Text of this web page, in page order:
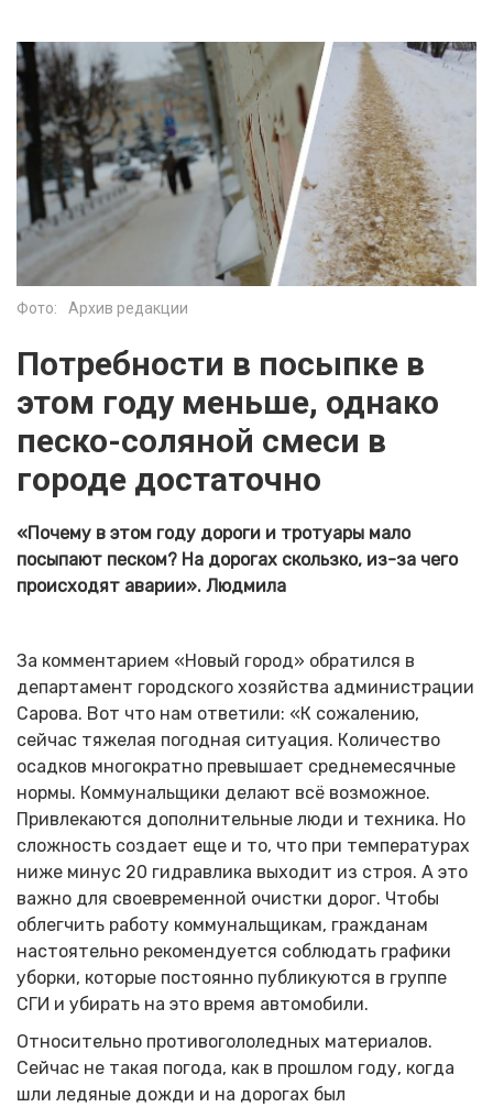
Фото: Архив редакции
Потребности в посыпке в
этом году меньше, однако
песко-соляной смеси в
городе достаточно
«Почему в этом году дороги и тротуары мало
посыпают песком? На дорогах скользко, из-за чего
происходят аварии». Людмила
За комментарием «Новый город» обратился в
департамент городского хозяйства администрации
Сарова. Вот что нам ответили: «К сожалению,
сейчас тяжелая погодная ситуация. Количество
осадков многократно превышает среднемесячные
нормы. Коммунальщики делают всё возможное.
Привлекаются дополнительные люди и техника. Но
сложность создает еще и то, что при температурах
ниже минус 20 гидравлика выходит из строя. А это
важно для своевременной очистки дорог. Чтобы
облегчить работу коммунальщикам, гражданам
настоятельно рекомендуется соблюдать графики
уборки, которые постоянно публикуются в группе
СГИ и убирать на это время автомобили.
Относительно противогололедных материалов.
Сейчас не такая погода, как в прошлом году, когда
шли ледяные дожди и на дорогах был